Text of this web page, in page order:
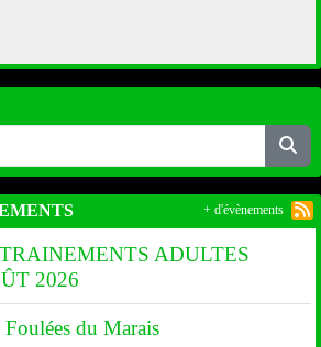
ADULTES
2026
Foulées du Marais
+ d'évènements